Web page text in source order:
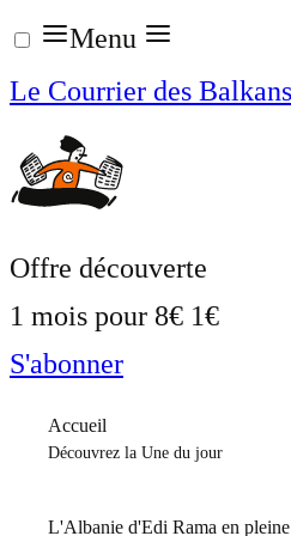
Aller
au
contenu
Menu
Le Courrier des Balkans
Offre découverte
1 mois pour 8€ 1€
S'abonner
Accueil
Découvrez la Une du jour
L'Albanie d'Edi Rama en